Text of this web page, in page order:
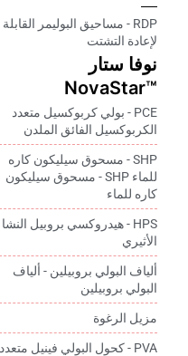
RDP - مساحيق البوليمر القابلة
لإعادة التشتت
نوفا ستار
™NovaStar
PCE - بولي كربوكسيل متعدد
الكربوكسيل الفائق الملدن
SHP - مسحوق سيليكون كاره
للماء SHP - مسحوق سيليكون
كاره للماء
HPS - هيدروكسي بروبيل النشا
الأثيري
ألياف البولي بروبيلين - ألياف
البولي بروبيلين
مزيل الرغوة
PVA - كحول البولي فينيل متعدد